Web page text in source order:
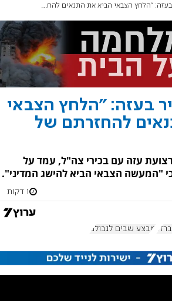
"הלחץ הצבאי הביא את התנאים להחזרתם של החטופים"
בעזה: "הלחץ הצבאי
להחזרתם של
עזה עם בכירי צה"ל, עמד על
"המעשה הצבאי הביא להישג המדיני".
1 דקות
מבצע שבים לגבולם